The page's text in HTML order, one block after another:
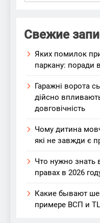
Свежие
Яких помилок
паркану: поради
Гаражні ворота
дійсно
довговічність
Чому дитина
які не завжди є
Что нужно знать
правах в 2026
Какие бывают
примере ВСП и